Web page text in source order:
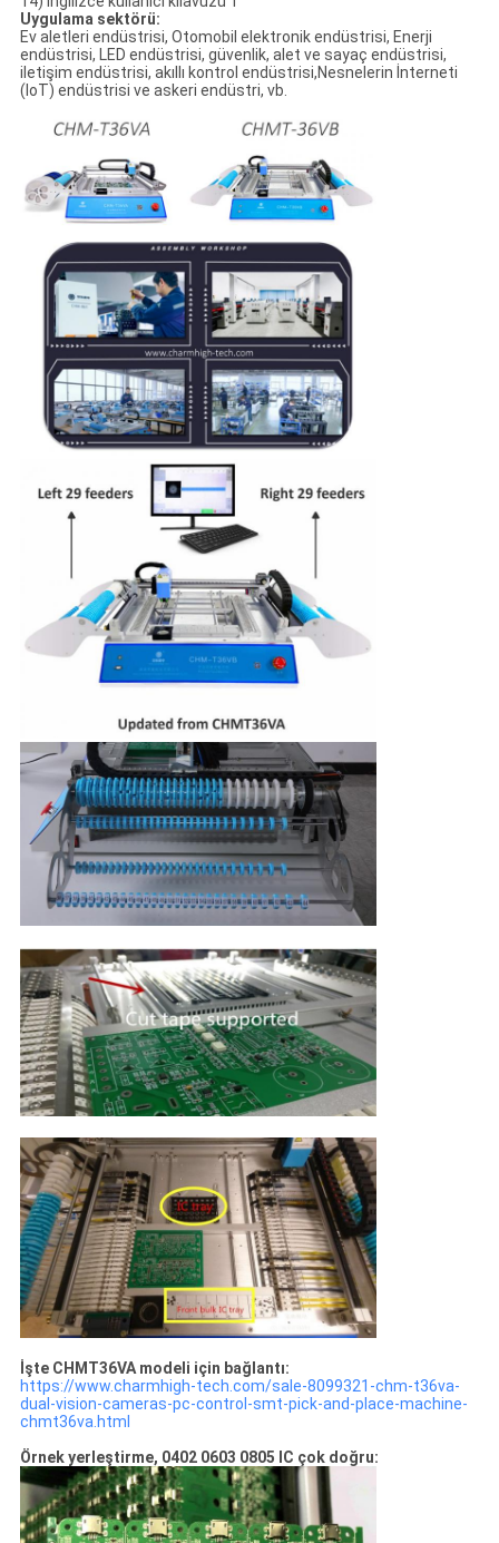
Uygulama sektörü:
Ev aletleri endüstrisi, Otomobil elektronik endüstrisi, Enerji
endüstrisi, LED endüstrisi, güvenlik, alet ve sayaç endüstrisi,
iletişim endüstrisi, akıllı kontrol endüstrisi,Nesnelerin İnterneti
(IoT) endüstrisi ve askeri endüstri, vb.
İşte CHMT36VA modeli için bağlantı:
https://www.charmhigh-tech.com/sale-8099321-chm-t36va-
dual-vision-cameras-pc-control-smt-pick-and-place-machine-
chmt36va.html
Örnek yerleştirme, 0402 0603 0805 IC çok doğru: